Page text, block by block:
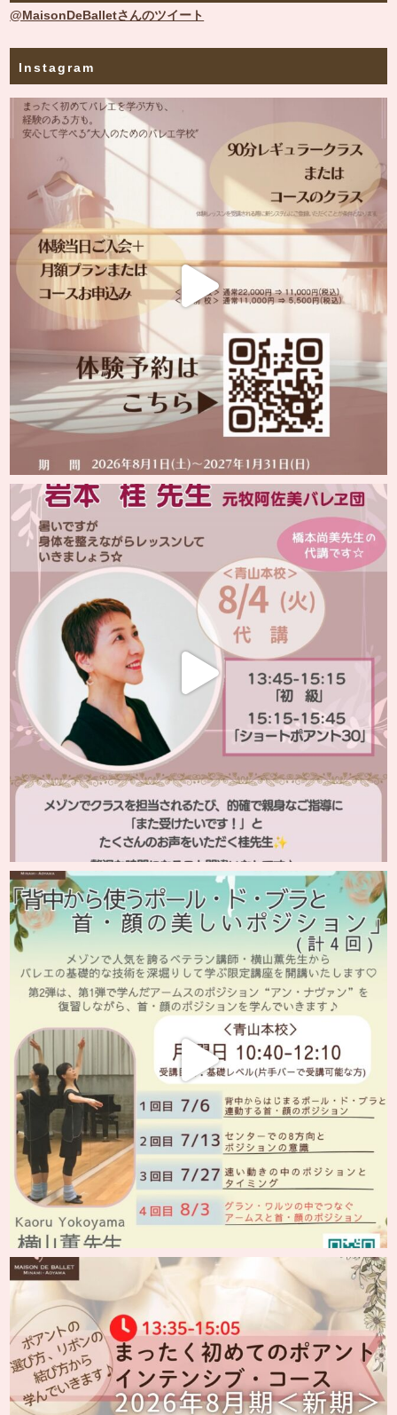
@MaisonDeBalletさんのツイート
Instagram